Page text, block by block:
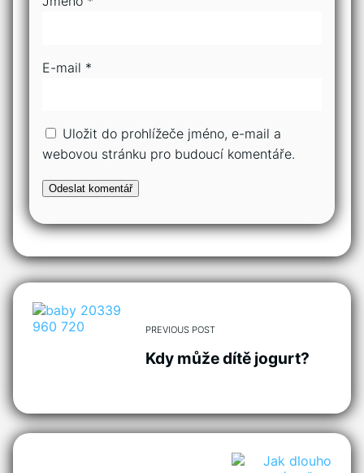
E-mail *
Uložit do prohlížeče jméno, e-mail a
webovou stránku pro budoucí komentáře.
PREVIOUS POST
Kdy může dítě jogurt?